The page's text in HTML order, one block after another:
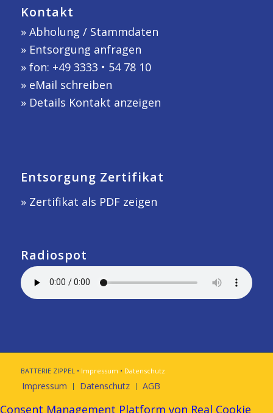
Kontakt
» Abholung / Stammdaten
» Entsorgung anfragen
» fon: +49 3333 • 54 78 10
» eMail schreiben
» Details Kontakt anzeigen
Entsorgung Zertifikat
» Zertifikat als PDF zeigen
Radiospot
BATTERIE ZIPPEL • Impressum • Datenschutz
Impressum Datenschutz AGB
Consent Management Platform von Real Cookie